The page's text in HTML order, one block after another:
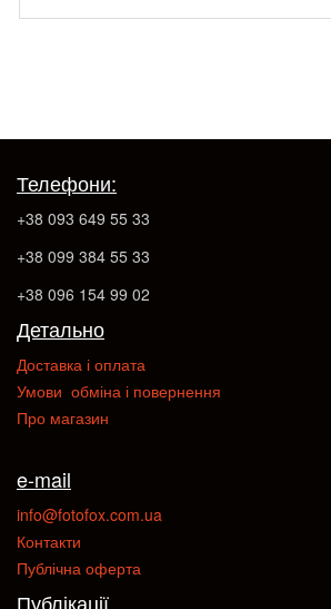
Телефони:
+38 093 649 55 33
+38 099 384 55 33
+38 096 154 99 02
Детально
Доставка і оплата
Умови обміна і повернення
Про магазин
e-mail
info@fotofox.com.ua
Контакти
Публічна оферта
Публікації